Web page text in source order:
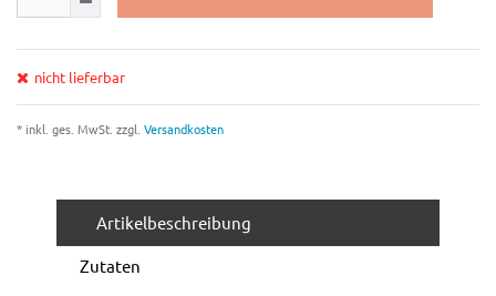
nicht lieferbar
* inkl. ges. MwSt. zzgl. Versandkosten
Artikelbeschreibung
Zutaten